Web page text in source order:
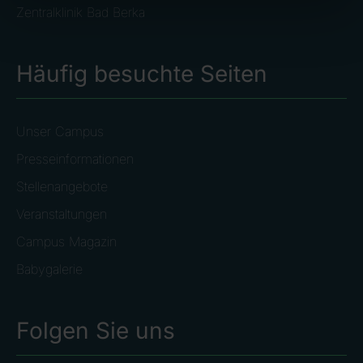
Zentralklinik Bad Berka
Häufig besuchte Seiten
Unser Campus
Presseinformationen
Stellenangebote
Veranstaltungen
Campus Magazin
Babygalerie
Folgen Sie uns